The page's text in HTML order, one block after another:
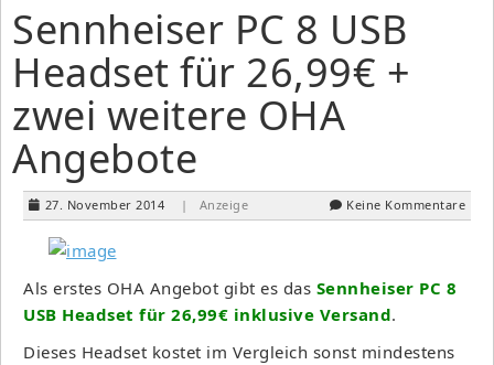
Sennheiser PC 8 USB
Headset für 26,99€ +
zwei weitere OHA
Angebote
27. November 2014 | Anzeige Keine Kommentare
Als erstes OHA Angebot gibt es das Sennheiser PC 8
USB Headset für 26,99€ inklusive Versand.
Dieses Headset kostet im Vergleich sonst mindestens